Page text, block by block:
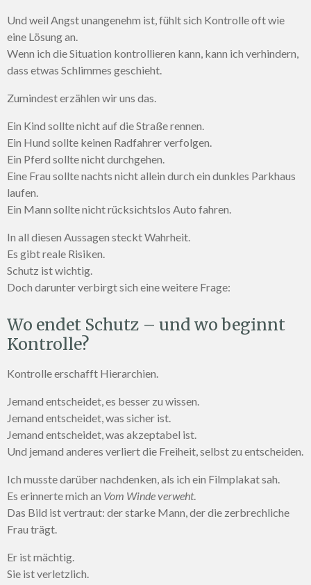
Und weil Angst unangenehm ist, fühlt sich Kontrolle oft wie
eine Lösung an.
Wenn ich die Situation kontrollieren kann, kann ich verhindern,
dass etwas Schlimmes geschieht.
Zumindest erzählen wir uns das.
Ein Kind sollte nicht auf die Straße rennen.
Ein Hund sollte keinen Radfahrer verfolgen.
Ein Pferd sollte nicht durchgehen.
Eine Frau sollte nachts nicht allein durch ein dunkles Parkhaus
laufen.
Ein Mann sollte nicht rücksichtslos Auto fahren.
In all diesen Aussagen steckt Wahrheit.
Es gibt reale Risiken.
Schutz ist wichtig.
Doch darunter verbirgt sich eine weitere Frage:
Wo endet Schutz – und wo beginnt
Kontrolle?
Kontrolle erschafft Hierarchien.
Jemand entscheidet, es besser zu wissen.
Jemand entscheidet, was sicher ist.
Jemand entscheidet, was akzeptabel ist.
Und jemand anderes verliert die Freiheit, selbst zu entscheiden.
Ich musste darüber nachdenken, als ich ein Filmplakat sah.
Es erinnerte mich an Vom Winde verweht.
Das Bild ist vertraut: der starke Mann, der die zerbrechliche
Frau trägt.
Er ist mächtig.
Sie ist verletzlich.